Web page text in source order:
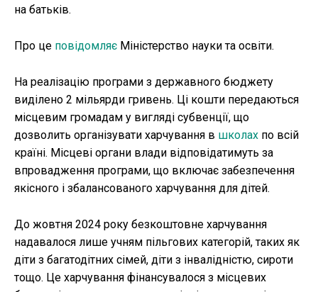
на батьків.
Про це повідомляє Міністерство науки та освіти.
На реалізацію програми з державного бюджету
виділено 2 мільярди гривень. Ці кошти передаються
місцевим громадам у вигляді субвенції, що
дозволить організувати харчування в школах по всій
країні. Місцеві органи влади відповідатимуть за
впровадження програми, що включає забезпечення
якісного і збалансованого харчування для дітей.
До жовтня 2024 року безкоштовне харчування
надавалося лише учням пільгових категорій, таких як
діти з багатодітних сімей, діти з інвалідністю, сироти
тощо. Це харчування фінансувалося з місцевих